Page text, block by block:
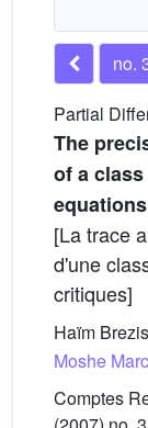
no.
Partial
The
of a
equations
[La trace
d'une
critiques]
Haïm Brezis
Moshe
Comptes